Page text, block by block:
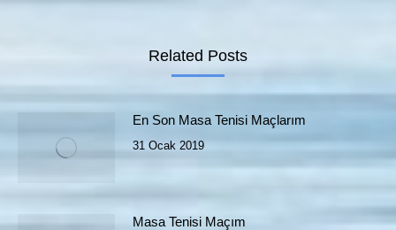
Related Posts
En Son Masa Tenisi Maçlarım
31 Ocak 2019
Masa Tenisi Maçım